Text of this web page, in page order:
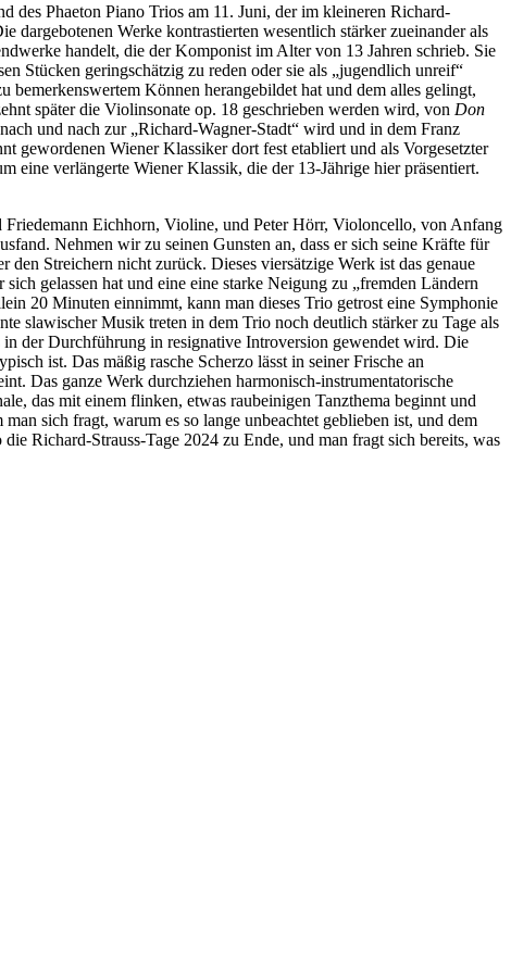
des Phaeton Piano Trios am 11. Juni, der im kleineren Richard-
dargebotenen Werke kontrastierten wesentlich stärker zueinander als
handelt, die der Komponist im Alter von 13 Jahren schrieb. Sie
Stücken geringschätzig zu reden oder sie als „jugendlich unreif“
Können herangebildet hat und dem alles gelingt,
später die Violinsonate op. 18 geschrieben werden wird, von Don
und nach zur „Richard-Wagner-Stadt“ wird und in dem Franz
gewordenen Wiener Klassiker dort fest etabliert und als Vorgesetzter
eine verlängerte Wiener Klassik, die der 13-Jährige hier präsentiert.
Eichhorn, Violine, und Peter Hörr, Violoncello, von Anfang
Nehmen wir zu seinen Gunsten an, dass er sich seine Kräfte für
Streichern nicht zurück. Dieses viersätzige Werk ist das genaue
gelassen hat und eine eine starke Neigung zu „fremden Ländern
20 Minuten einnimmt, kann man dieses Trio getrost eine Symphonie
slawischer Musik treten in dem Trio noch deutlich stärker zu Tage als
der Durchführung in resignative Introversion gewendet wird. Die
ist. Das mäßig rasche Scherzo lässt in seiner Frische an
Das ganze Werk durchziehen harmonisch-instrumentatorische
das mit einem flinken, etwas raubeinigen Tanzthema beginnt und
sich fragt, warum es so lange unbeachtet geblieben ist, und dem
Richard-Strauss-Tage 2024 zu Ende, und man fragt sich bereits, was